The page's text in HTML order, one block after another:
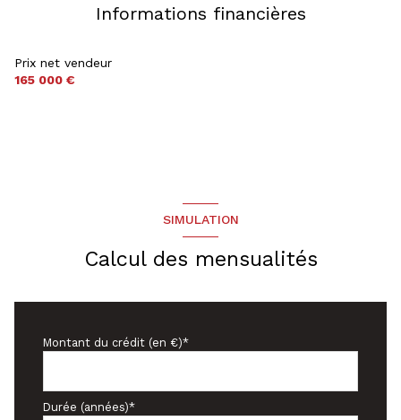
Informations financières
Prix net vendeur
165 000 €
SIMULATION
Calcul des mensualités
Montant du crédit (en €)*
Durée (années)*